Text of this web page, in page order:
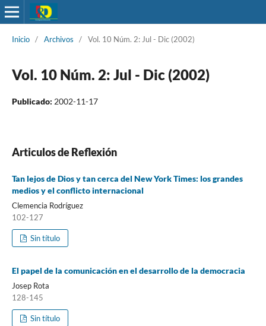
Inicio / Archivos / Vol. 10 Núm. 2: Jul - Dic (2002)
Vol. 10 Núm. 2: Jul - Dic (2002)
Publicado: 2002-11-17
Articulos de Reflexión
Tan lejos de Dios y tan cerca del New York Times: los grandes
medios y el conflicto internacional
Clemencia Rodríguez
102-127
Sin título
El papel de la comunicación en el desarrollo de la democracia
Josep Rota
128-145
Sin título